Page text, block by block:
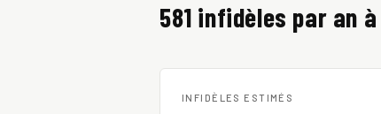
581 infidèles par an
INFIDÈLES ESTIMÉS